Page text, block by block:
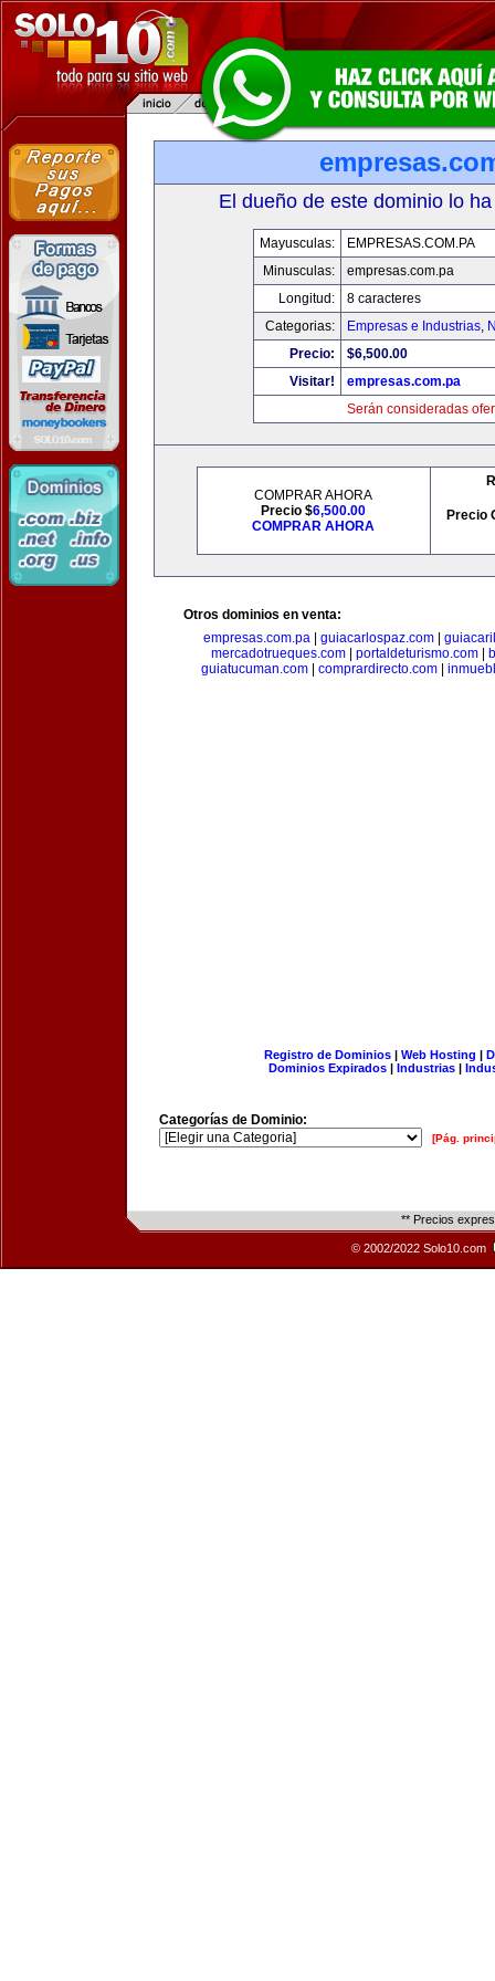
El dueño de este dominio lo
Mayusculas:
EMPRESAS.COM.PA
Minusculas:
empresas.com.pa
Longitud:
8 caracteres
Categorias:
Empresas e Industrias,
Precio:
$6,500.00
Visitar!
empresas.com.pa
Serán consideradas
COMPRAR AHORA
Precio $6,500.00
COMPRAR AHORA
Precio
Otros dominios en venta:
empresas.com.pa| guiacarlospaz.com|
mercadotrueques.com| portaldeturismo.com|
guiatucuman.com
comprardirecto.com
Registro de Dominios| Web Hosting |
Dominios Expirados | Industrias |
Categorías de Dominio:
[Pág.
** Precios
© 2002/2022 Solo10.com